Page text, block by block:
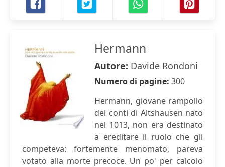
Hermann
Autore: Davide Rondoni
Numero di pagine: 300
Hermann, giovane rampollo
dei conti di Altshausen nato
nel 1013, non era destinato
a ereditare il ruolo che gli
competeva: fortemente menomato, pareva
votato alla morte precoce. Un po' per calcolo